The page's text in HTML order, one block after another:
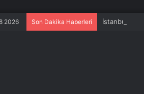
2026 Son Dakika Haberleri İstanbul’da